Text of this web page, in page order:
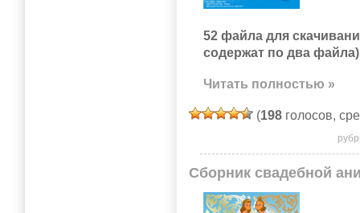
52 файла для
содержат по два
Читать полностью »
(198 голосов,
Сборник свадебной